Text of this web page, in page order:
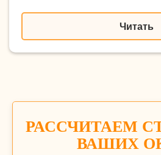
Читать
РАССЧИТАЕМ
ВАШИХ